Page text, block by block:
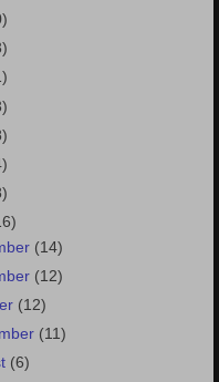
(14)
(12)
(12)
(11)
(6)